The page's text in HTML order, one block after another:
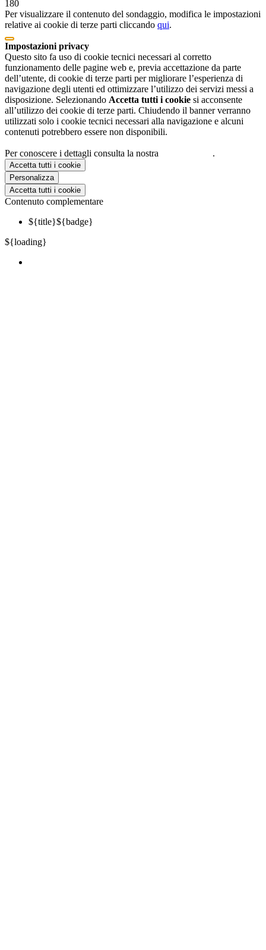
180
Per visualizzare il contenuto del sondaggio, modifica le impostazioni
relative ai cookie di terze parti cliccando qui.
Impostazioni privacy
Questo sito fa uso di cookie tecnici necessari al corretto
funzionamento delle pagine web e, previa accettazione da parte
dell’utente, di cookie di terze parti per migliorare l’esperienza di
navigazione degli utenti ed ottimizzare l’utilizzo dei servizi messi a
disposizione. Selezionando Accetta tutti i cookie si acconsente
all’utilizzo dei cookie di terze parti. Chiudendo il banner verranno
utilizzati solo i cookie tecnici necessari alla navigazione e alcuni
contenuti potrebbero essere non disponibili.
Per conoscere i dettagli consulta la nostra .
Accetta tutti i cookie
Personalizza
Accetta tutti i cookie
Contenuto complementare
${title}${badge}
${loading}